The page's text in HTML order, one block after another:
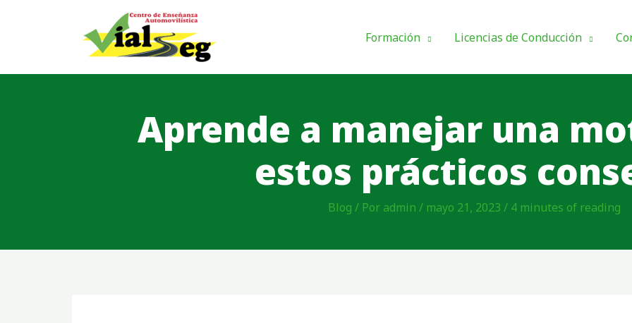
Formación Licencias de Conducción
Aprende a manejar una
estos prácticos
Blog / Por admin / mayo 21, 2023 / 4 minutes of reading